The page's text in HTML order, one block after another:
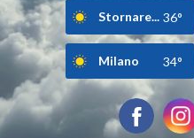
Stornare... 36°
Milano 34°